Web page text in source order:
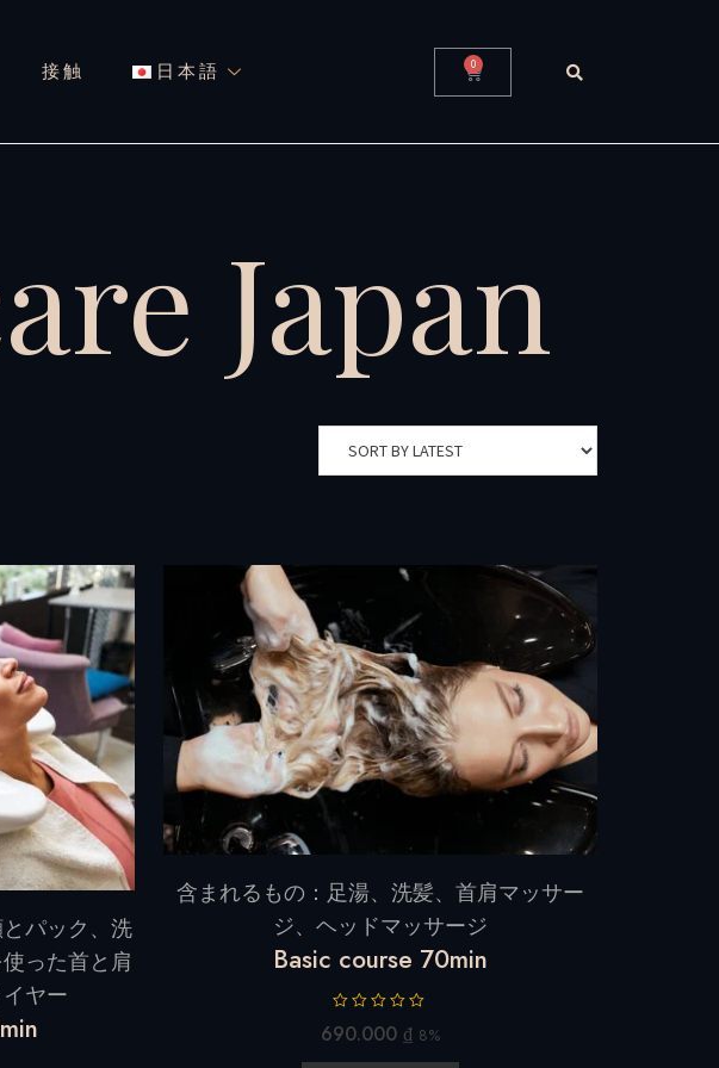
接触 日本語 0
Japan
パック、洗
った首と肩
ヤー
含まれるもの：足湯、洗髪、首肩マッサー
ジ、ヘッドマッサージ
Basic course 70min
R
690.000 ₫ 8%